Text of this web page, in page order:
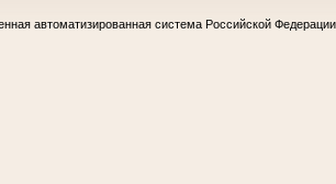
автоматизированная система Российской